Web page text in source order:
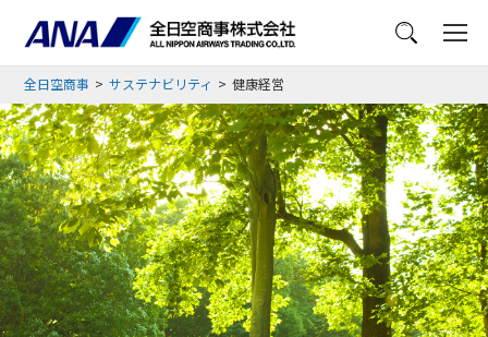
メニュー
全日空商事 サステナビリティ 健康経営